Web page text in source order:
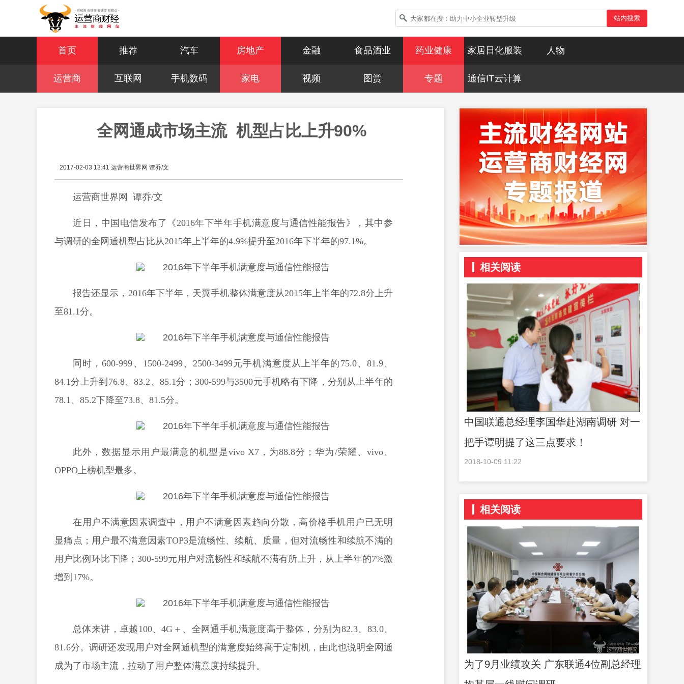
站内搜索
首页 推荐 汽车 房地产 金融 食品酒业 药业健康 家居日化服装 人物
运营商 互联网 手机数码 家电 视频 图赏 专题 通信IT云计算
全网通成市场主流  机型占比上升90%
2017-02-03 13:41 运营商世界网 谭乔/文
运营商世界网 谭乔/文
近日，中国电信发布了《2016年下半年手机满意度与通信性能报告》，其中参
与调研的全网通机型占比从2015年上半年的4.9%提升至2016年下半年的97.1%。
报告还显示，2016年下半年，天翼手机整体满意度从2015年上半年的72.8分上升
至81.1分。
同时，600-999、1500-2499、2500-3499元手机满意度从上半年的75.0、81.9、
84.1分上升到76.8、83.2、85.1分；300-599与3500元手机略有下降，分别从上半年的
78.1、85.2下降至73.8、81.5分。
此外，数据显示用户最满意的机型是vivo X7，为88.8分；华为/荣耀、vivo、
OPPO上榜机型最多。
在用户不满意因素调查中，用户不满意因素趋向分散，高价格手机用户已无明
显痛点；用户最不满意因素TOP3是流畅性、续航、质量，但对流畅性和续航不满的
用户比例环比下降；300-599元用户对流畅性和续航不满有所上升，从上半年的7%激
增到17%。
总体来讲，卓越100、4G＋、全网通手机满意度高于整体，分别为82.3、83.0、
81.6分。调研还发现用户对全网通机型的满意度始终高于定制机，由此也说明全网通
成为了市场主流，拉动了用户整体满意度持续提升。
相关阅读
中国联通总经理李国华赴湖南调研 对一
把手谭明提了这三点要求！
2018-10-09 11:22
相关阅读
为了9月业绩攻关 广东联通4位副总经理